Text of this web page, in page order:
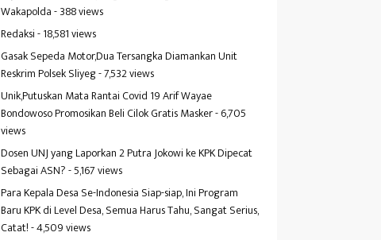
Wakapolda- 388 views
Redaksi- 18,581 views
Gasak Sepeda Motor,Dua Tersangka Diamankan Unit
Reskrim Polsek Sliyeg- 7,532 views
Unik,Putuskan Mata Rantai Covid 19 Arif Wayae
Bondowoso Promosikan Beli Cilok Gratis Masker- 6,705
views
Dosen UNJ yang Laporkan 2 Putra Jokowi ke KPK Dipecat
Sebagai ASN?- 5,167 views
Para Kepala Desa Se-Indonesia Siap-siap, Ini Program
Baru KPK di Level Desa, Semua Harus Tahu, Sangat Serius,
Catat!- 4,509 views